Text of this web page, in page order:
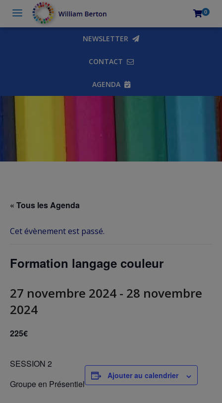
0
NEWSLETTER
CONTACT
AGENDA
« Tous les Agenda
Cet évènement est passé.
Formation langage couleur
27 novembre 2024 - 28 novembre
2024
225€
SESSION 2
Groupe en Présentiel
Ajouter au calendrier